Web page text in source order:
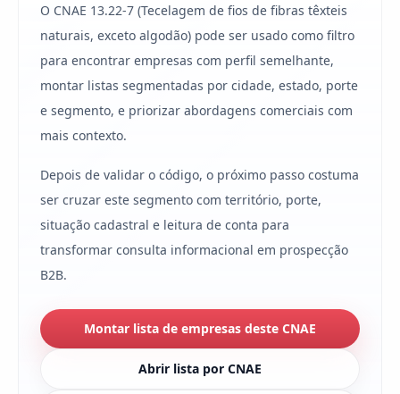
O CNAE 13.22-7 (Tecelagem de fios de fibras têxteis
naturais, exceto algodão) pode ser usado como filtro
para encontrar empresas com perfil semelhante,
montar listas segmentadas por cidade, estado, porte
e segmento, e priorizar abordagens comerciais com
mais contexto.
Depois de validar o código, o próximo passo costuma
ser cruzar este segmento com território, porte,
situação cadastral e leitura de conta para
transformar consulta informacional em prospecção
B2B.
Montar lista de empresas deste CNAE
Abrir lista por CNAE